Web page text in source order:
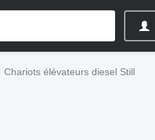
Chariots élévateurs diesel Still